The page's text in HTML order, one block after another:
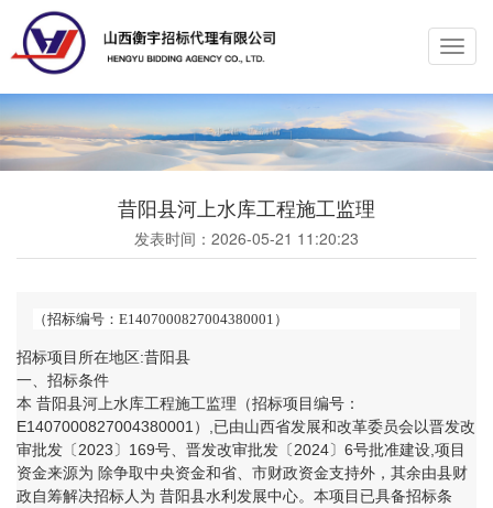
昔阳县河上水库工程施工监理
发表时间： 2026-05-21 11:20:23
（招标编号：E1407000827004380001）
招标项目所在地区:昔阳县
一、招标条件
本 昔阳县河上水库工程施工监理（招标项目编号：
E1407000827004380001）,已由山西省发展和改革委员会以晋发改
审批发〔2023〕169号、晋发改审批发〔2024〕6号批准建设,项目
资金来源为 除争取中央资金和省、市财政资金支持外，其余由县财
政自筹解决招标人为 昔阳县水利发展中心。本项目已具备招标条